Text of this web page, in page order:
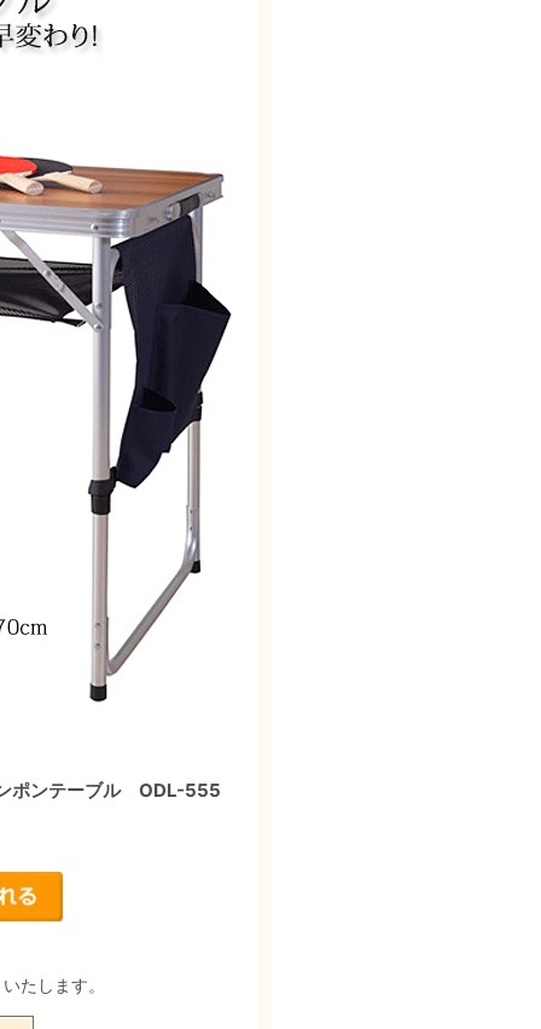
ポンテーブル ODL-555
たします。